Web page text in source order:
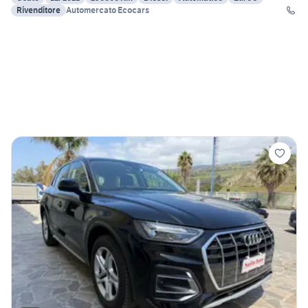
Rivenditore Automercato Ecocars